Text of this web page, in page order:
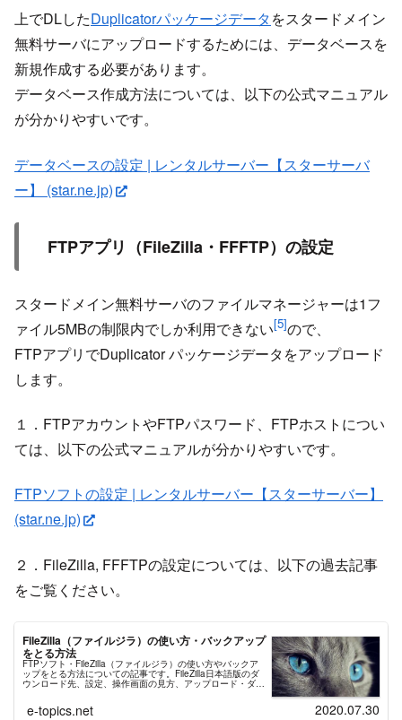
上でDLしたDuplicatorパッケージデータをスタードメイン
無料サーバにアップロードするためには、データベースを
新規作成する必要があります。
データベース作成方法については、以下の公式マニュアル
が分かりやすいです。
データベースの設定 | レンタルサーバー【スターサーバ
ー】 (star.ne.jp)
FTPアプリ（FileZilla・FFFTP）の設定
スタードメイン無料サーバのファイルマネージャーは1フ
ァイル5MBの制限内でしか利用できない[5]ので、
FTPアプリでDuplicator パッケージデータをアップロード
します。
１．FTPアカウントやFTPパスワード、FTPホストについ
ては、以下の公式マニュアルが分かりやすいです。
FTPソフトの設定 | レンタルサーバー【スターサーバー】
(star.ne.jp)
２．FileZilla, FFFTPの設定については、以下の過去記事
をご覧ください。
FileZilla（ファイルジラ）の使い方・バックアップ
をとる方法
FTPソフト・FileZilla（ファイルジラ）の使い方やバックア
ップをとる方法についての記事です。FileZilla日本語版のダ
ウンロード先、設定、操作画面の見方、アップロード・ダウ
ンロード方法、編集操作上の注意点、などについても説明。
e-topics.net 2020.07.30